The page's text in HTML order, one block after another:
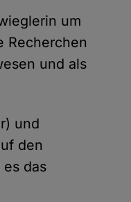
um
Recherchen
und als
und
den
das